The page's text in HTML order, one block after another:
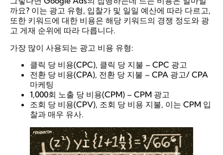
까요? 이는 광고 유형, 입찰가 및 일일 예산에 따라 다르고,
또한 키워드에 대한 비용은 해당 키워드의 경쟁 정도와 광
고 게재 순위에 따라 다릅니다.
가장 많이 사용되는 광고 비용 유형:
클릭 당 비용(CPC), 클릭 당 지불 – CPC 광고
전환 당 비용(CPA), 전환 당 지불 – CPA 광고/ CPA
마케팅
1,000회 노출 당 비용(CPM) – CPM 광고
조회 당 비용(CPV), 조회 당 비용 지불, 이는 CPM 입
찰과 매우 유사.